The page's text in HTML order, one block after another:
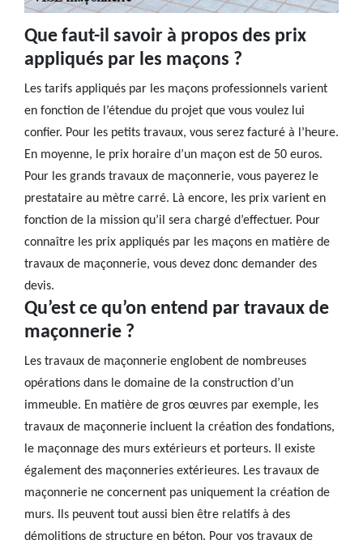
Que faut-il savoir à propos des prix
appliqués par les maçons ?
Les tarifs appliqués par les maçons professionnels varient
en fonction de l’étendue du projet que vous voulez lui
confier. Pour les petits travaux, vous serez facturé à l’heure.
En moyenne, le prix horaire d’un maçon est de 50 euros.
Pour les grands travaux de maçonnerie, vous payerez le
prestataire au mètre carré. Là encore, les prix varient en
fonction de la mission qu’il sera chargé d’effectuer. Pour
connaître les prix appliqués par les maçons en matière de
travaux de maçonnerie, vous devez donc demander des
devis.
Qu’est ce qu’on entend par travaux de
maçonnerie ?
Les travaux de maçonnerie englobent de nombreuses
opérations dans le domaine de la construction d’un
immeuble. En matière de gros œuvres par exemple, les
travaux de maçonnerie incluent la création des fondations,
le maçonnage des murs extérieurs et porteurs. Il existe
également des maçonneries extérieures. Les travaux de
maçonnerie ne concernent pas uniquement la création de
murs. Ils peuvent tout aussi bien être relatifs à des
démolitions de structure en béton. Pour vos travaux de